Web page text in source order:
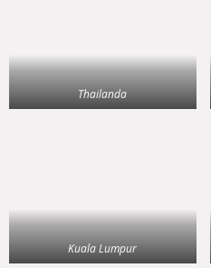
Thailanda
Kuala Lumpur